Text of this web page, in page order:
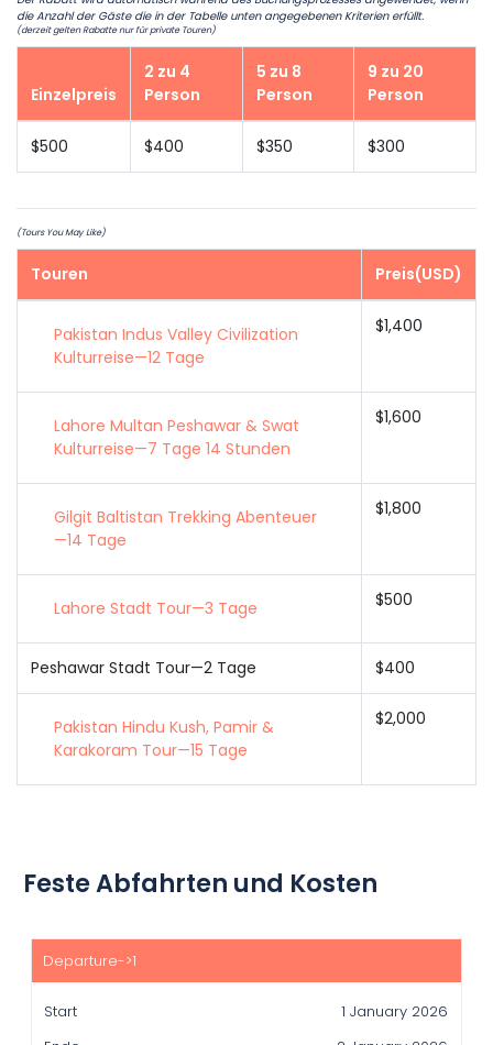
die Anzahl der Gäste die in der Tabelle unten angegebenen Kriterien erfüllt.
(derzeit gelten Rabatte nur für private Touren)
Einzelpreis
2 zu 4
Person
5 zu 8
Person
9 zu 20
Person
$500 $400 $350 $300
(Tours You May Like)
Touren Preis(USD)
Pakistan Indus Valley Civilization
Kulturreise—12 Tage
$1,400
Lahore Multan Peshawar & Swat
Kulturreise—7 Tage 14 Stunden
$1,600
Gilgit Baltistan Trekking Abenteuer
—14 Tage
$1,800
Lahore Stadt Tour—3 Tage $500
Peshawar Stadt Tour—2 Tage $400
Pakistan Hindu Kush, Pamir &
Karakoram Tour—15 Tage
$2,000
Feste Abfahrten und Kosten
Start
1 January 2026